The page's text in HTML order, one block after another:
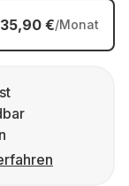
35,90 €/Monat